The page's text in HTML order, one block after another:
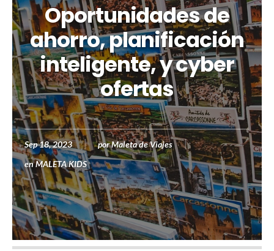
Oportunidades de
ahorro, planificación
inteligente, y cyber
ofertas
Sep 18, 2023 porMaleta de Viajes
enMALETA KIDS